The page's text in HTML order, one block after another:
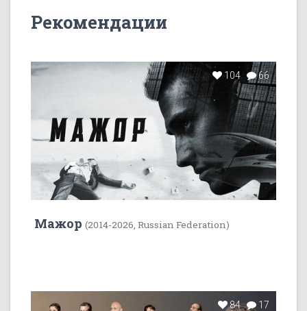
Рекомендации
104 66
Мажор (2014-2026, Russian Federation)
84 17